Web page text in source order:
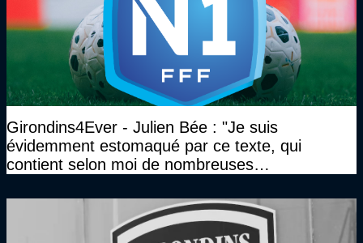
Girondins4Ever - Julien Bée : "Je suis
évidemment estomaqué par ce texte, qui
contient selon moi de nombreuses
plan juridique"